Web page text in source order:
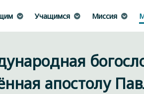
Учащимся Миссия
апостолу